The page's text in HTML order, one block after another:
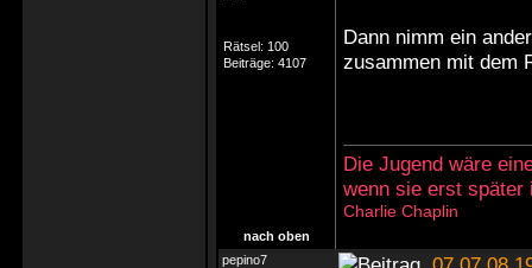
Rätsel: 100
Beiträge: 4107
Dann nimm ein
zusammen mit dem
Die Jugend wäre
wenn sie erst später
Charlie Chaplin
nach oben
pepino7